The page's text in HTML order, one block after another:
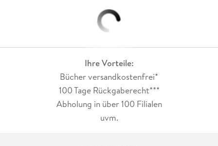
Ihre Vorteile:
Bücher versandkostenfrei*
100 Tage Rückgaberecht***
Abholung in über 100 Filialen
uvm.